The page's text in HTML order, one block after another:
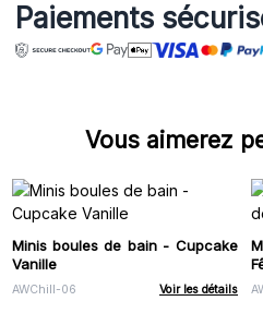
Paiements
Vous aimerez
Minis boules de bain - Cupcake
Vanille
AWChill-06 Voir les détails